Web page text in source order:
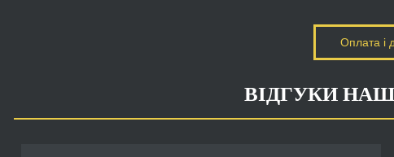
Оплата і
ВІДГУКИ